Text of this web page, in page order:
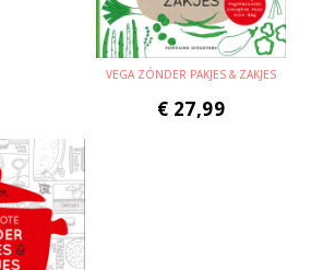
VEGA ZÓNDER PAKJES & ZAKJES
€ 27,99